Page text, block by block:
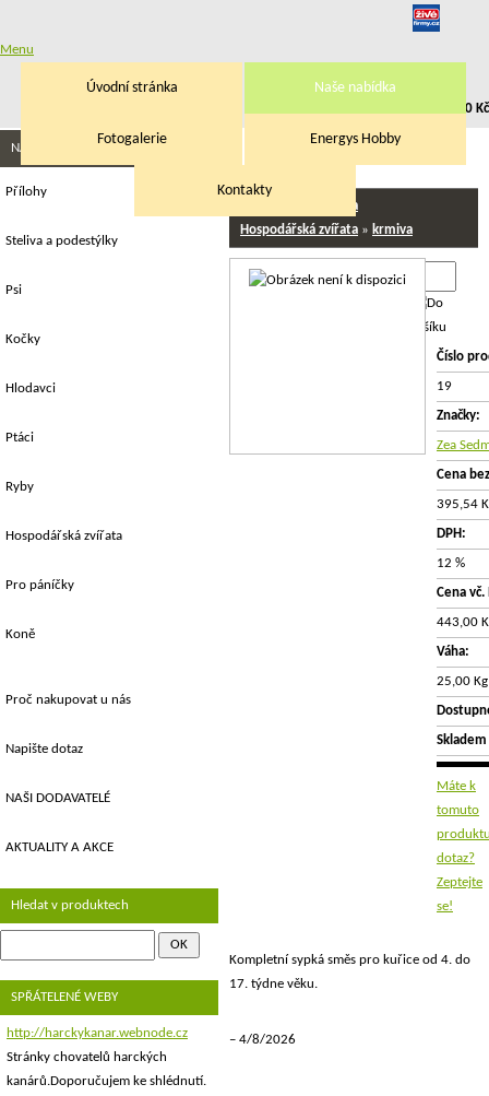
Menu
Úvodní stránka Naše nabídka
Fotogalerie Energys Hobby
Kontakty
0,00 Kč
K-2 sypká
Hospodářská zvířata
Hospodářská zvířata » krmiva
Číslo
19
Značky:
Zea
Cena
395,54
DPH:
12 %
Cena vč.
443,00
Váha:
25,00 Kg
Skladem
Máte k
tomuto
dotaz?
Zeptejte
se!
Kompletní sypká směs pro kuřice od 4. do
17. týdne věku.
4/8/2026
NAŠE NABÍDKA
Přílohy
Steliva a podestýlky
Psi
Kočky
Hlodavci
Ptáci
Ryby
Hospodářská zvířata
Pro páníčky
Koně
Proč nakupovat u nás
Napište dotaz
NAŠI DODAVATELÉ
AKTUALITY A AKCE
Hledat v produktech
SPŘÁTELENÉ WEBY
http://harckykanar.webnode.cz
Stránky chovatelů harckých
kanárů.Doporučujem ke shlédnutí.